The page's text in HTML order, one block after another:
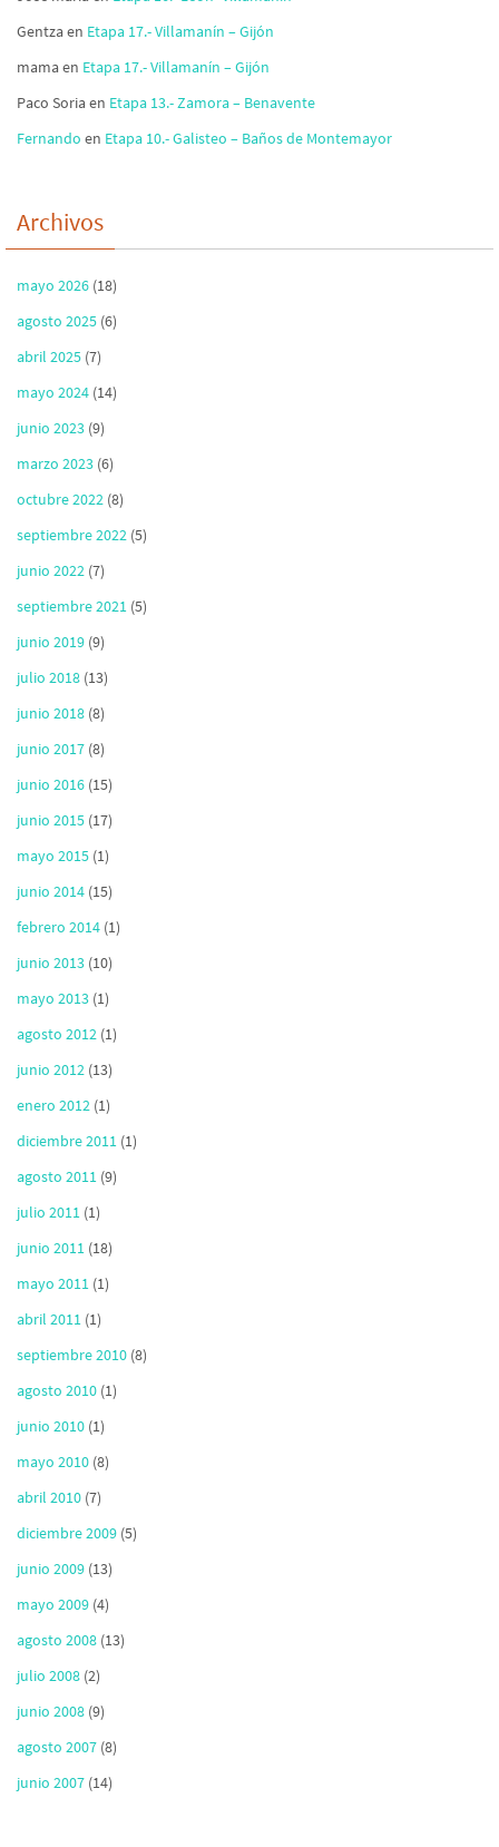
Gentzaen Etapa 17.- Villamanín – Gijón
mamaen Etapa 17.- Villamanín – Gijón
Paco Soriaen Etapa 13.- Zamora – Benavente
Fernando en Etapa 10.- Galisteo – Baños de Montemayor
Archivos
mayo 2026 (18)
agosto 2025 (6)
abril 2025 (7)
mayo 2024 (14)
junio 2023 (9)
marzo 2023 (6)
octubre 2022 (8)
septiembre 2022 (5)
junio 2022 (7)
septiembre 2021 (5)
junio 2019 (9)
julio 2018 (13)
junio 2018 (8)
junio 2017 (8)
junio 2016 (15)
junio 2015 (17)
mayo 2015 (1)
junio 2014 (15)
febrero 2014 (1)
junio 2013 (10)
mayo 2013 (1)
agosto 2012 (1)
junio 2012 (13)
enero 2012 (1)
diciembre 2011 (1)
agosto 2011 (9)
julio 2011 (1)
junio 2011 (18)
mayo 2011 (1)
abril 2011 (1)
septiembre 2010 (8)
agosto 2010 (1)
junio 2010 (1)
mayo 2010 (8)
abril 2010 (7)
diciembre 2009 (5)
junio 2009 (13)
mayo 2009 (4)
agosto 2008 (13)
julio 2008 (2)
junio 2008 (9)
agosto 2007 (8)
junio 2007 (14)